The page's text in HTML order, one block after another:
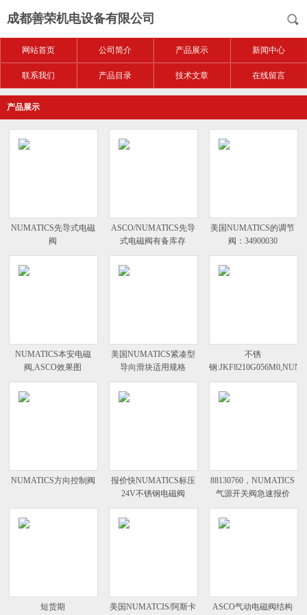
成都善荣机电设备有限公司
网站首页 公司简介 产品展示 新闻中心
联系我们 产品目录 技术文章 在线留言
产品展示
NUMATICS先导式电磁
阀
ASCO/NUMATICS先导
式电磁阀有备库存
美国NUMATICS的调节
阀：34900030
NUMATICS本安电磁
阀,ASCO效果图
美国NUMATICS紧凑型
导向滑块适用规格
不锈
钢
补水电磁阀
NUMATICS方向控制阀
报价快NUMATICS标压
24V不锈钢电磁阀
88130760，NUMATICS
气源开关阀急速报价
短货期
美国NUMATCIS/阿斯卡
ASCO气动电磁阀结构